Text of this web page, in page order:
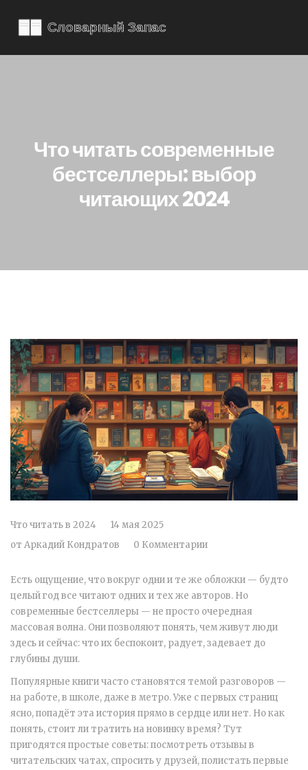
Что читать современные
бестселлеры: выбор
читающих 2024
Что читать в 2024
14 мая 2025
от Аркадий Кондратов 0 Комментарии
Есть ощущение, что вокруг одни и те же обложки — будто
целый год все читают одних и тех же авторов. Но
современные бестселлеры — не просто очередная
массовая волна. Они позволяют понять, чем живут люди
здесь и сейчас: что их беспокоит, радует, задевает до
глубины души.
Популярные книги часто становятся темой разговоров —
на работе, в школе, даже в метро. Уже с первых страниц
ясно, попадёт эта история прямо в сердце или нет. Но как
понять, стоит ли тратить на новинку время? Тут
пригодятся простые советы: посмотреть отзывы в
читательских чатах, спросить у друзей, полистать первые